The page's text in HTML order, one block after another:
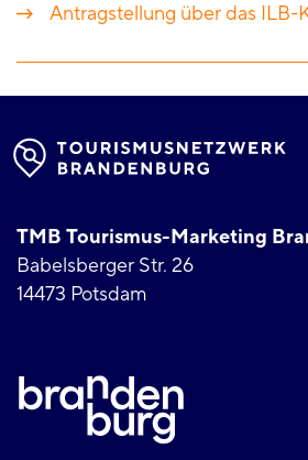
Antragstellung über das ILB-
TMB Tourismus-Marketing
Babelsberger Str. 26
14473 Potsdam